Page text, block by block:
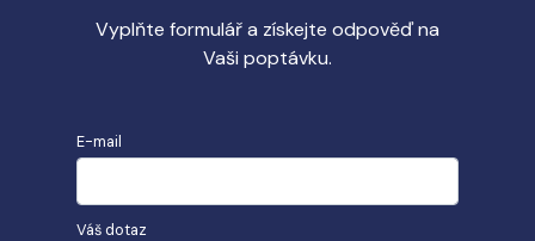
Vyplňte formulář a získejte odpověď na
Vaši poptávku.
E-mail
Váš dotaz